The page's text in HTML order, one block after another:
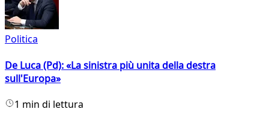
Politica
De Luca (Pd): «La sinistra più unita della destra
sull'Europa»
1 min di lettura